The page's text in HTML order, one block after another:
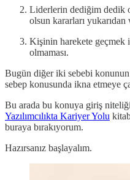
Liderlerin dediğim dedik
olsun kararları yukarıdan
Kişinin harekete geçmek
olmaması.
Bugün diğer iki sebebi konunun
sebep konusunda ikna etmeye
Bu arada bu konuya giriş
Yazılımcılıkta Kariyer Yolu
buraya bırakıyorum.
Hazırsanız başlayalım.